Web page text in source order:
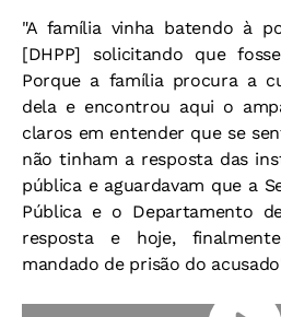
"A família vinha batendo à
[DHPP] solicitando que
Porque a família procura a
dela e encontrou aqui o
claros em entender que se
não tinham a resposta das
pública e aguardavam que a
Pública e o Departamento
resposta e hoje,
mandado de prisão do